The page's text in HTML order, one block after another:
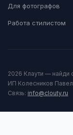
Для фотографов
Работа стилистом
2026 Клаути — найди
ИП Колесников
Связь: info@clouty.ru